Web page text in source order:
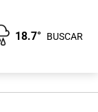
18.7° BUSCAR